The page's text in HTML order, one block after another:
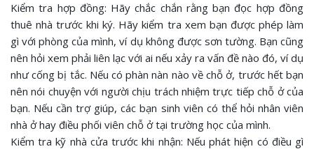
Kiểm tra hợp đồng: Hãy chắc chắn rằng bạn đọc hợp đồng
thuê nhà trước khi ký. Hãy kiểm tra xem bạn được phép làm
gì với phòng của mình, ví dụ không được sơn tường. Bạn cũng
nên hỏi xem phải liên lạc với ai nếu xảy ra vấn đề nào đó, ví dụ
như cống bị tắc. Nếu có phàn nàn nào về chỗ ở, trước hết bạn
nên nói chuyện với người chịu trách nhiệm trực tiếp chỗ ở của
bạn. Nếu cần trợ giúp, các bạn sinh viên có thể hỏi nhân viên
nhà ở hay điều phối viên chỗ ở tại trường học của mình.
Kiểm tra kỹ nhà cửa trước khi nhận: Nếu phát hiện có điều gì